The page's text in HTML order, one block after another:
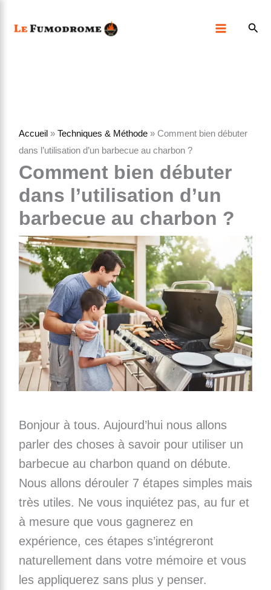
Accueil» Techniques & Méthode» Comment bien débuter
dans l’utilisation d’un barbecue au charbon ?
Comment bien débuter
dans l’utilisation d’un
barbecue au charbon ?
Bonjour à tous. Aujourd’hui nous allons
parler des choses à savoir pour utiliser un
barbecue au charbon quand on débute.
Nous allons dérouler 7 étapes simples mais
très utiles. Ne vous inquiétez pas, au fur et
à mesure que vous gagnerez en
expérience, ces étapes s’intégreront
naturellement dans votre mémoire et vous
les appliquerez sans plus y penser.